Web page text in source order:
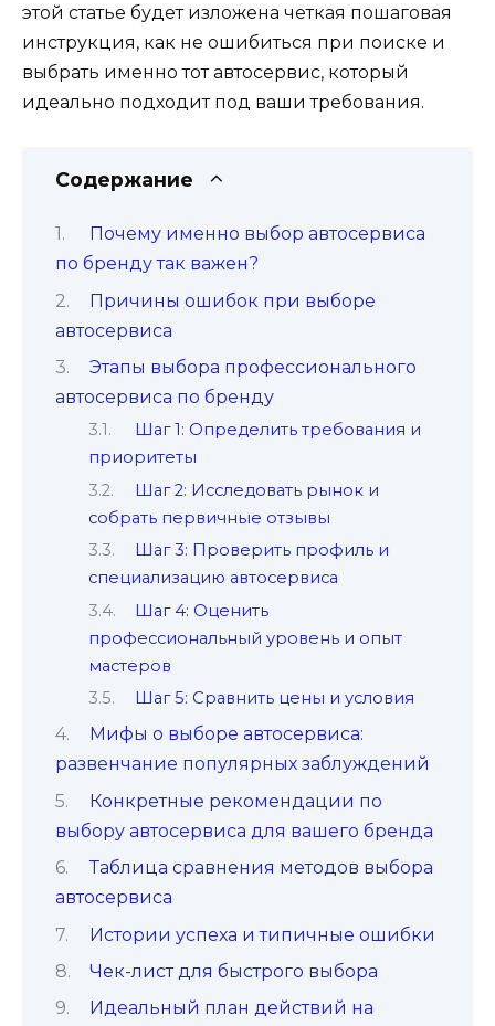
этой статье будет изложена четкая пошаговая
инструкция, как не ошибиться при поиске и
выбрать именно тот автосервис, который
идеально подходит под ваши требования.
Содержание
Почему именно выбор автосервиса
по бренду так важен?
Причины ошибок при выборе
автосервиса
Этапы выбора профессионального
автосервиса по бренду
Шаг 1: Определить требования и
приоритеты
Шаг 2: Исследовать рынок и
собрать первичные отзывы
Шаг 3: Проверить профиль и
специализацию автосервиса
Шаг 4: Оценить
профессиональный уровень и опыт
мастеров
Шаг 5: Сравнить цены и условия
Мифы о выборе автосервиса:
развенчание популярных заблуждений
Конкретные рекомендации по
выбору автосервиса для вашего бренда
Таблица сравнения методов выбора
автосервиса
Истории успеха и типичные ошибки
Чек-лист для быстрого выбора
Идеальный план действий на